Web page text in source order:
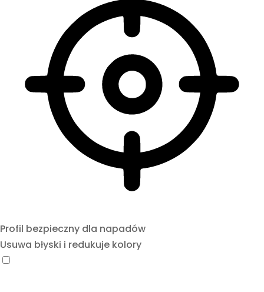
Profil bezpieczny dla napadów
Usuwa błyski i redukuje kolory